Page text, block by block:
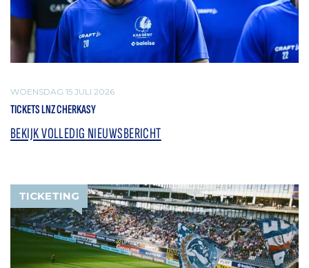
WOENSDAG 15 JULI 2026
TICKETS LNZ CHERKASY
BEKIJK VOLLEDIG NIEUWSBERICHT
TICKETING